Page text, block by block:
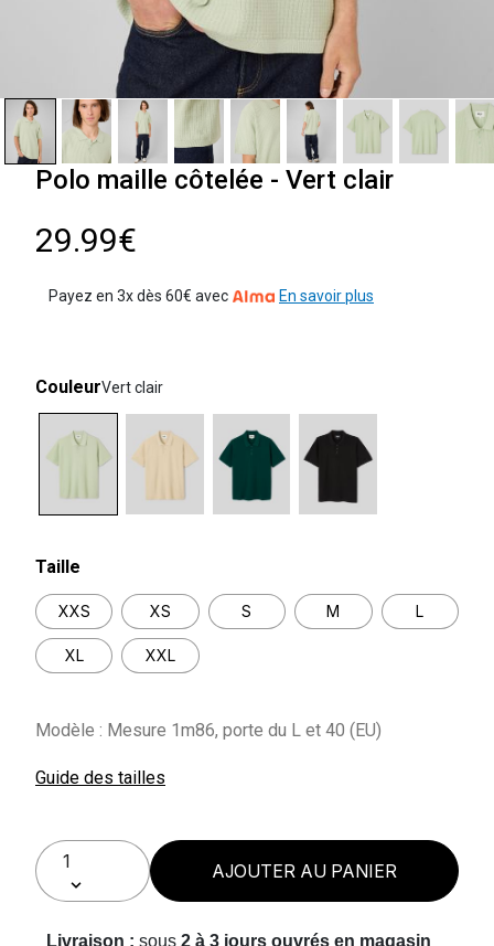
Polo maille côtelée - Vert clair
29.99€
Payez en 3x dès 60€ avec En savoir plus
CouleurVert clair
Taille
XXS XS S M L
XL XXL
Modèle : Mesure 1m86, porte du L et 40 (EU)
Guide des tailles
AJOUTER AU PANIER
Livraison : sous 2 à 3 jours ouvrés en magasin